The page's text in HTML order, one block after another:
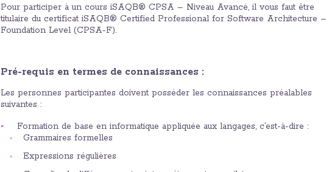
Pour participer à un cours iSAQB® CPSA – Niveau Avancé, il vous faut être
titulaire du certificat iSAQB® Certified Professional for Software Architecture –
Foundation Level (CPSA-F).
Pré-requis en termes de connaissances :
Les personnes participantes doivent posséder les connaissances préalables
suivantes :
Formation de base en informatique appliquée aux langages, c’est-à-dire :
Grammaires formelles
Expressions régulières